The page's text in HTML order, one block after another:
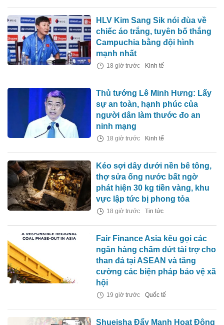
HLV Kim Sang Sik nói đùa về
chiếc áo trắng, tuyên bố thắng
Campuchia bằng đội hình
mạnh nhất
18 giờ trước Kinh tế
Thủ tướng Lê Minh Hưng: Lấy
sự an toàn, hạnh phúc của
người dân làm thước đo an
ninh mạng
18 giờ trước Kinh tế
Kéo sợi dây dưới nền bê tông,
thợ sửa ống nước bất ngờ
phát hiện 30 kg tiền vàng, khu
vực lập tức bị phong tỏa
18 giờ trước Tin tức
Fair Finance Asia kêu gọi các
ngân hàng chấm dứt tài trợ cho
than đá tại ASEAN và tăng
cường các biện pháp bảo vệ xã
hội
19 giờ trước Quốc tế
Shueisha Đẩy Mạnh Hoạt Động